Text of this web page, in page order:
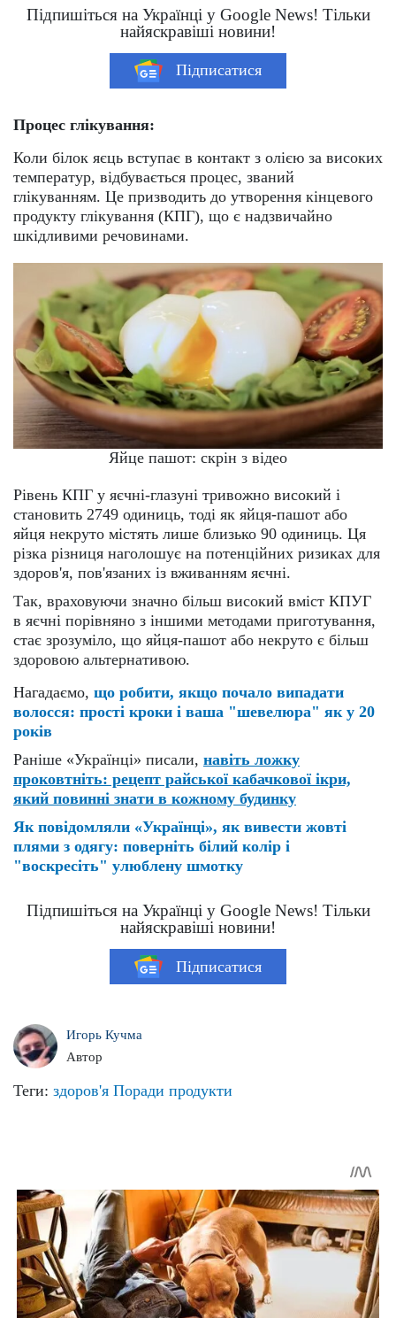
Підпишіться на Українці у Google News! Тільки
найяскравіші новини!
Підписатися
Процес глікування:
Коли білок яєць вступає в контакт з олією за високих
температур, відбувається процес, званий
глікуванням. Це призводить до утворення кінцевого
продукту глікування (КПГ), що є надзвичайно
шкідливими речовинами.
Яйце пашот: скрін з відео
Рівень КПГ у яєчні-глазуні тривожно високий і
становить 2749 одиниць, тоді як яйця-пашот або
яйця некруто містять лише близько 90 одиниць. Ця
різка різниця наголошує на потенційних ризиках для
здоров'я, пов'язаних із вживанням яєчні.
Так, враховуючи значно більш високий вміст КПУГ
в яєчні порівняно з іншими методами приготування,
стає зрозуміло, що яйця-пашот або некруто є більш
здоровою альтернативою.
Нагадаємо, що робити, якщо почало випадати
волосся: прості кроки і ваша "шевелюра" як у 20
років
Раніше «Українці» писали, навіть ложку
проковтніть: рецепт райської кабачкової ікри,
який повинні знати в кожному будинку
Як повідомляли «Українці», як вивести жовті
плями з одягу: поверніть білий колір і
"воскресіть" улюблену шмотку
Підпишіться на Українці у Google News! Тільки
найяскравіші новини!
Підписатися
Игорь Кучма
Автор
Теги: здоров'я Поради продукти